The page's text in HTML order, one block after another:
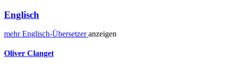
Englisch
mehrEnglisch-Übersetzeranzeigen
Oliver Clanget